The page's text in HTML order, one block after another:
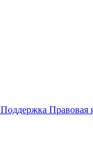
Поддержка Правовая